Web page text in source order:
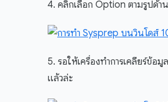
4. คลิกเลือก Option ตามรูปด้า
5. รอให้เครื่องทำการเคลียร์ข้
แล้วล่ะ